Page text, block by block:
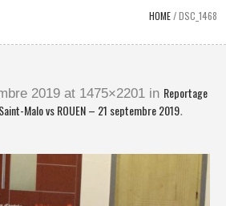
HOME/DSC_1468
2019 at 1475×2201 in Reportage
Malo vs ROUEN – 21 septembre 2019.